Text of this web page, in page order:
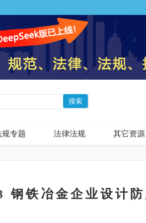
搜索
规专题 法律法规 其它资源
铁冶金企业设计防